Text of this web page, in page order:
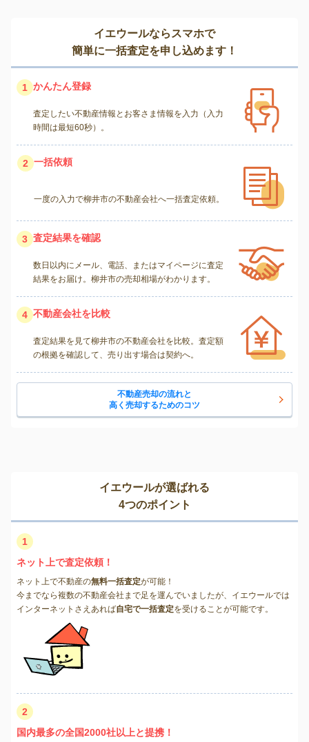
イエウールならスマホで
簡単に一括査定を申し込めます！
1 かんたん登録
査定したい不動産情報とお客さま情報を入力（入力
時間は最短60秒）。
2 一括依頼
一度の入力で柳井市の不動産会社へ一括査定依頼。
3 査定結果を確認
数日以内にメール、電話、またはマイページに査定
結果をお届け。柳井市の売却相場がわかります。
4 不動産会社を比較
査定結果を見て柳井市の不動産会社を比較。査定額
の根拠を確認して、売り出す場合は契約へ。
不動産売却の流れと
高く売却するためのコツ
イエウールが選ばれる
4つのポイント
1
ネット上で査定依頼！
ネット上で不動産の無料一括査定が可能！
今までなら複数の不動産会社まで足を運んでいましたが、イエウールでは
インターネットさえあれば自宅で一括査定を受けることが可能です。
2
国内最多の全国2000社以上と提携！